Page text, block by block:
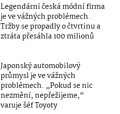
Legendární česká módní firma
je ve vážných problémech.
Tržby se propadly o čtvrtinu a
ztráta přesáhla 100 milionů
Japonský automobilový
průmysl je ve vážných
problémech. „Pokud se nic
nezmění, nepřežijeme,“
varuje šéf Toyoty